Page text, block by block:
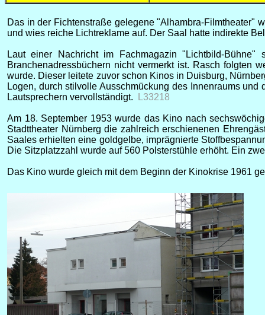
Das in der Fichtenstraße gelegene "Alhambra-Filmtheater"
und wies reiche Lichtreklame auf. Der Saal hatte indirekte
Laut einer Nachricht im Fachmagazin "Lichtbild-
Branchenadressbüchern nicht vermerkt ist. Rasch folgten
wurde. Dieser leitete zuvor schon Kinos in Duisburg,
Logen, durch stilvolle Ausschmückung des Innenraums
Lautsprechern vervollständigt.
L33218
Am 18. September 1953 wurde das Kino nach
Stadttheater Nürnberg die zahlreich erschienenen
Saales erhielten eine goldgelbe, imprägnierte
Die Sitzplatzzahl wurde auf 560 Polsterstühle erhöht. Ein
Das Kino wurde gleich mit dem Beginn der Kinokrise 1961